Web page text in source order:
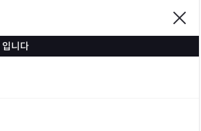
입니다